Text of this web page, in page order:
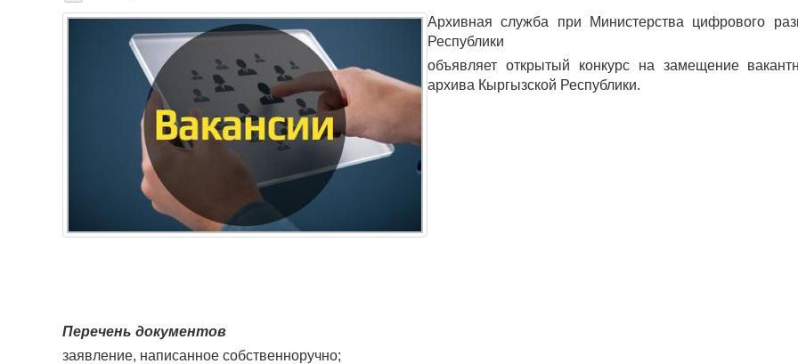
Архивная служба при Министерства цифрового
Республики
объявляет открытый конкурс на замещение
архива Кыргызской Республики.
Перечень документов
заявление, написанное собственноручно;